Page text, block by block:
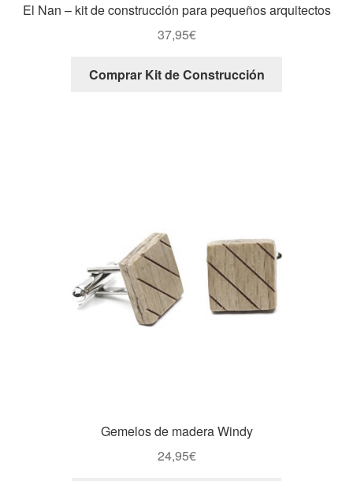
El Nan – kit de construcción para pequeños arquitectos
37,95€
Comprar Kit de Construcción
Gemelos de madera Windy
24,95€